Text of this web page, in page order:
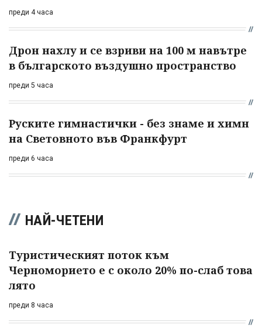
преди 4 часа
Дрон нахлу и се взриви на 100 м навътре
в българското въздушно пространство
преди 5 часа
Руските гимнастички - без знаме и химн
на Световното във Франкфурт
преди 6 часа
НАЙ-ЧЕТЕНИ
Туристическият поток към
Черноморието е с около 20% по-слаб това
лято
преди 8 часа